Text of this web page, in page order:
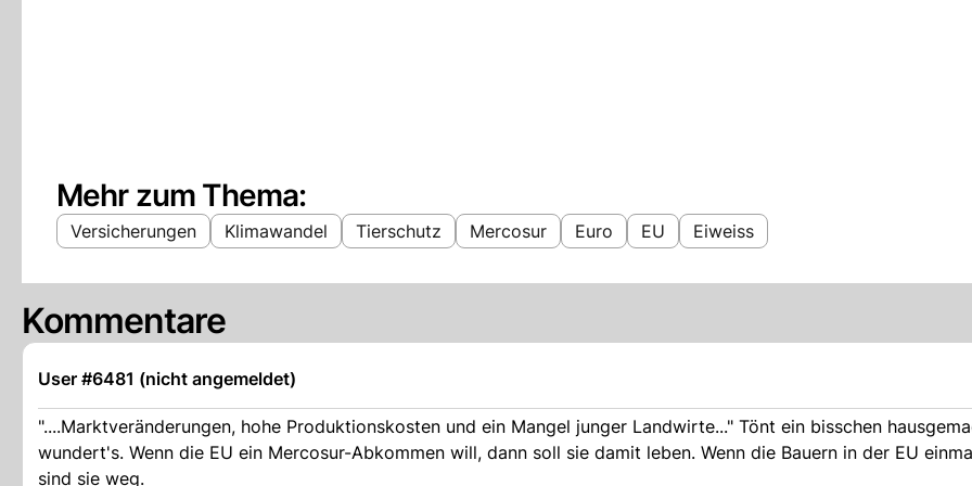
Mehr zum Thema:
Versicherungen Klimawandel Tierschutz Mercosur Euro EU Eiweiss
Kommentare
User #6481 (nicht angemeldet)
"....Marktveränderungen, hohe Produktionskosten und ein Mangel junger Landwirte..." Tönt ein bisschen
wundert's. Wenn die EU ein Mercosur-Abkommen will, dann soll sie damit leben. Wenn die Bauern in der EU
sind sie weg.